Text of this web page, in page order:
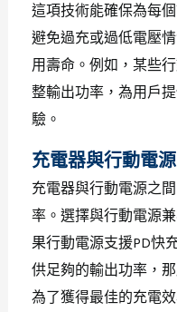
這項技術能確保為每
避免過充或過低電壓
用壽命。例如，某些
整輸出功率，為用戶
驗。
充電器與行動電
充電器與行動電源之
率。選擇與行動電源
果行動電源支援PD快
供足夠的輸出功率，
為了獲得最佳的充電